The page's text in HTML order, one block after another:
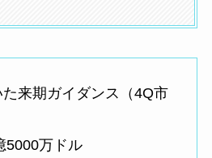
来期ガイダンス（4Q市
万ドル